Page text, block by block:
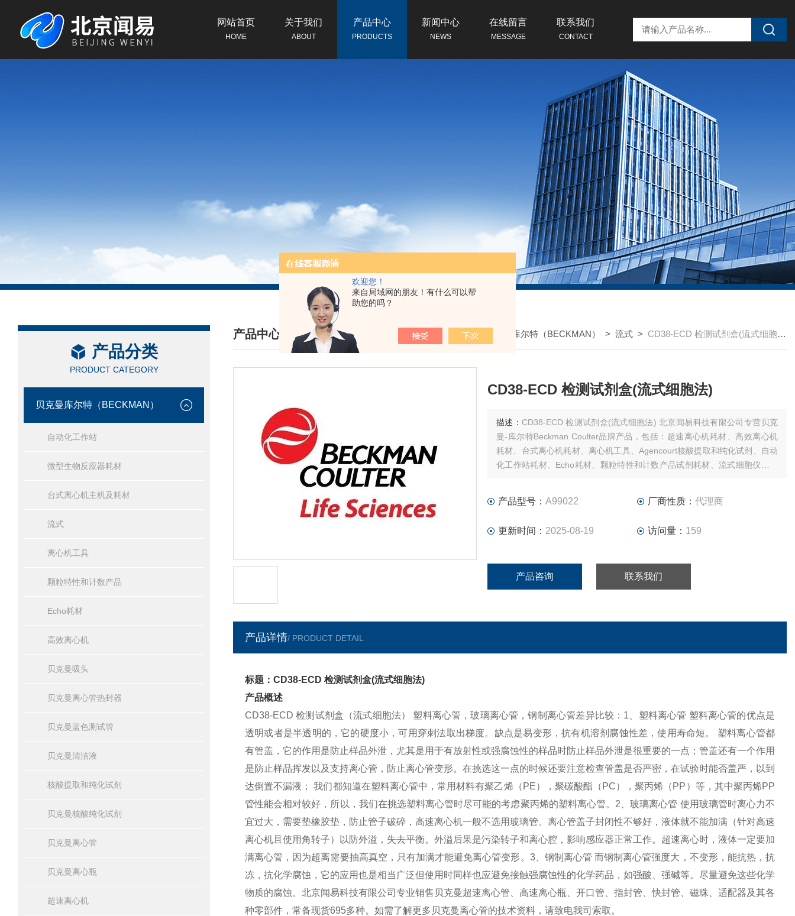
欢迎您！
来自局域网的朋友！有什么可以帮
助您的吗？
网站首页
HOME
关于我们
ABOUT
产品中心
PRODUCTS
新闻中心
NEWS
在线留言
MESSAGE
联系我们
CONTACT
产品分类
PRODUCT CATEGORY
贝克曼库尔特（BECKMAN）
自动化工作站
微型生物反应器耗材
台式离心机主机及耗材
流式
离心机工具
颗粒特性和计数产品
Echo耗材
高效离心机
贝克曼吸头
贝克曼离心管热封器
贝克曼蓝色测试管
贝克曼清洁液
核酸提取和纯化试剂
贝克曼核酸纯化试剂
贝克曼离心管
贝克曼离心瓶
超速离心机
产品中心
/ PRODUCTS CENTER
首页> 产品中心> 贝克曼库尔特（BECKMAN） >流式 > CD38-ECD 检测试剂盒(流式细胞法)
CD38-ECD 检测试剂盒(流式细胞法)
描述： CD38-ECD 检测试剂盒(流式细胞法) 北京闻易科技有限公司专营贝克
曼-库尔特Beckman Coulter品牌产品，包括：超速离心机耗材、高效离心机
耗材、台式离心机耗材、离心机工具、Agencourt核酸提取和纯化试剂、自动
化工作站耗材、Echo耗材、颗粒特性和计数产品试剂耗材、流式细胞仪试剂
产品型号： A99022 厂商性质： 代理商
更新时间： 2025-08-19 访问量： 159
产品咨询 联系我们
产品详情/ PRODUCT DETAIL
标题：CD38-ECD 检测试剂盒(流式细胞法)
产品概述
CD38-ECD 检测试剂盒（流式细胞法） 塑料离心管，玻璃离心管，钢制离心管差异比较：1、塑料离心管 塑料离心管的优点是
透明或者是半透明的，它的硬度小，可用穿刺法取出梯度。缺点是易变形，抗有机溶剂腐蚀性差，使用寿命短。 塑料离心管都
有管盖，它的作用是防止样品外泄，尤其是用于有放射性或强腐蚀性的样品时防止样品外泄是很重要的一点；管盖还有一个作用
是防止样品挥发以及支持离心管，防止离心管变形。在挑选这一点的时候还要注意检查管盖是否严密，在试验时能否盖严，以到
达倒置不漏液； 我们都知道在塑料离心管中，常用材料有聚乙烯（PE），聚碳酸酯（PC），聚丙烯（PP）等，其中聚丙烯PP
管性能会相对较好，所以，我们在挑选塑料离心管时尽可能的考虑聚丙烯的塑料离心管。2、玻璃离心管 使用玻璃管时离心力不
宜过大，需要垫橡胶垫，防止管子破碎，高速离心机一般不选用玻璃管。离心管盖子封闭性不够好，液体就不能加满（针对高速
离心机且使用角转子）以防外溢，失去平衡。外溢后果是污染转子和离心腔，影响感应器正常工作。超速离心时，液体一定要加
满离心管，因为超离需要抽高真空，只有加满才能避免离心管变形。3、钢制离心管 而钢制离心管强度大，不变形，能抗热，抗
冻，抗化学腐蚀，它的应用也是相当广泛但使用时同样也应避免接触强腐蚀性的化学药品，如强酸、强碱等。尽量避免这些化学
物质的腐蚀。北京闻易科技有限公司专业销售贝克曼超速离心管、高速离心瓶、开口管、指封管、快封管、磁珠、适配器及其各
种零部件，常备现货695多种。如需了解更多贝克曼离心管的技术资料，请致电我司索取。